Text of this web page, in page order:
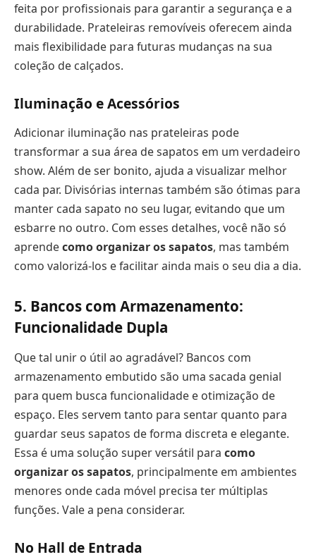
feita por profissionais para garantir a segurança e a
durabilidade. Prateleiras removíveis oferecem ainda
mais flexibilidade para futuras mudanças na sua
coleção de calçados.
Iluminação e Acessórios
Adicionar iluminação nas prateleiras pode
transformar a sua área de sapatos em um verdadeiro
show. Além de ser bonito, ajuda a visualizar melhor
cada par. Divisórias internas também são ótimas para
manter cada sapato no seu lugar, evitando que um
esbarre no outro. Com esses detalhes, você não só
aprendecomo organizar os sapatos, mas também
como valorizá-los e facilitar ainda mais o seu dia a dia.
5. Bancos com Armazenamento:
Funcionalidade Dupla
Que tal unir o útil ao agradável? Bancos com
armazenamento embutido são uma sacada genial
para quem busca funcionalidade e otimização de
espaço. Eles servem tanto para sentar quanto para
guardar seus sapatos de forma discreta e elegante.
Essa é uma solução super versátil para como
organizar os sapatos, principalmente em ambientes
menores onde cada móvel precisa ter múltiplas
funções. Vale a pena considerar.
No Hall de Entrada